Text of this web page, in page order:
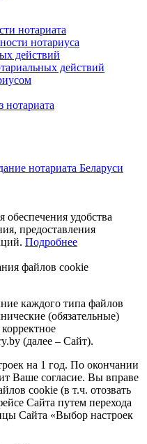
нотариата
нотариуса
действий
действий
нотариата Беларуси
удобства
предоставления
Подробнее
файлов cookie
каждого типа файлов
(обязательные)
(далее – Сайт).
на 1 год. По окончании
Ваше согласие. Вы вправе
cookie (в т.ч. отозвать
Сайта путем перехода
Сайта «Выбор настроек